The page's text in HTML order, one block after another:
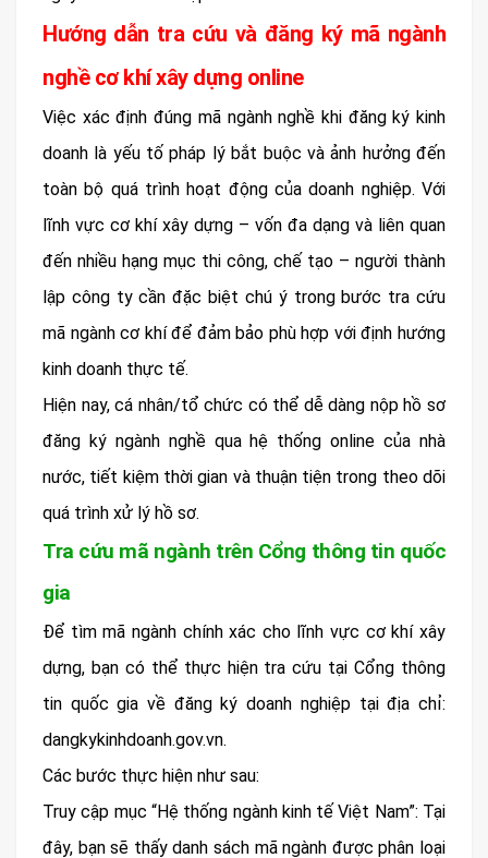
Hướng dẫn tra cứu và đăng ký mã ngành
nghề cơ khí xây dựng online
Việc xác định đúng mã ngành nghề khi đăng ký kinh
doanh là yếu tố pháp lý bắt buộc và ảnh hưởng đến
toàn bộ quá trình hoạt động của doanh nghiệp. Với
lĩnh vực cơ khí xây dựng – vốn đa dạng và liên quan
đến nhiều hạng mục thi công, chế tạo – người thành
lập công ty cần đặc biệt chú ý trong bước tra cứu
mã ngành cơ khí để đảm bảo phù hợp với định hướng
kinh doanh thực tế.
Hiện nay, cá nhân/tổ chức có thể dễ dàng nộp hồ sơ
đăng ký ngành nghề qua hệ thống online của nhà
nước, tiết kiệm thời gian và thuận tiện trong theo dõi
quá trình xử lý hồ sơ.
Tra cứu mã ngành trên Cổng thông tin quốc
gia
Để tìm mã ngành chính xác cho lĩnh vực cơ khí xây
dựng, bạn có thể thực hiện tra cứu tại Cổng thông
tin quốc gia về đăng ký doanh nghiệp tại địa chỉ:
dangkykinhdoanh.gov.vn.
Các bước thực hiện như sau:
Truy cập mục “Hệ thống ngành kinh tế Việt Nam”: Tại
đây, bạn sẽ thấy danh sách mã ngành được phân loại